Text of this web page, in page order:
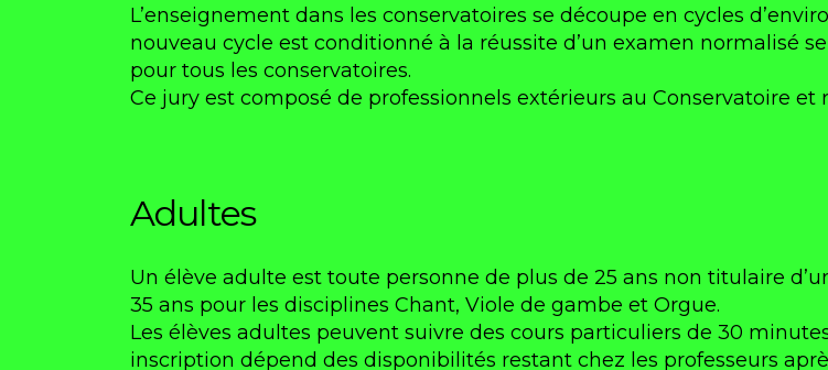
L’enseignement dans les conservatoires se découpe en cycles
nouveau cycle est conditionné à la réussite d’un examen normalisé
pour tous les conservatoires.
Ce jury est composé de professionnels extérieurs au Conservatoire
Adultes
Un élève adulte est toute personne de plus de 25 ans non titulaire
35 ans pour les disciplines Chant, Viole de gambe et Orgue.
Les élèves adultes peuvent suivre des cours particuliers de 30
inscription dépend des disponibilités restant chez les professeurs